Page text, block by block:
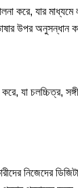
করে, যার
উপর অনুসন্ধান
চলচ্চিত্র,
নিজেদের